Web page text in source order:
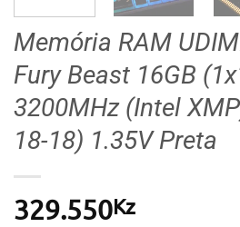
Memória RAM
Fury Beast 16GB
3200MHz (Intel
18-18) 1.35V Preta
329.550Kz